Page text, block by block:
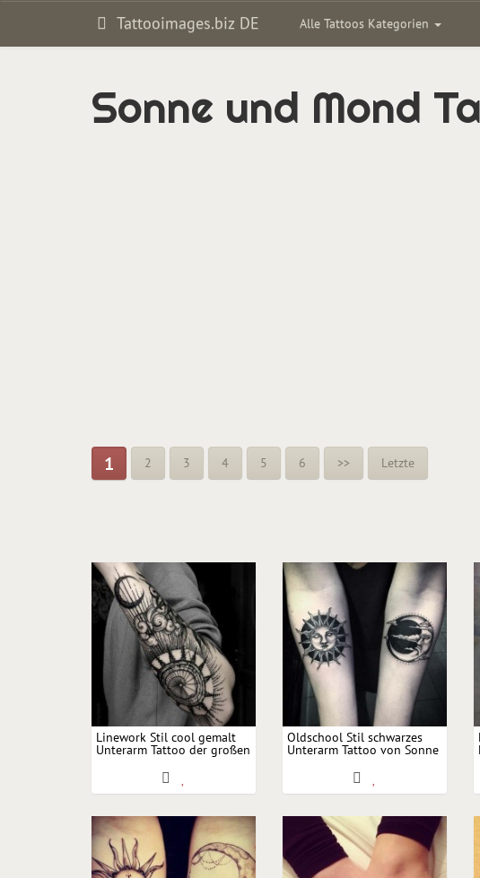
Tattooimages.biz DE Alle Tattoos Kategorien
Sonne und Mond
1 2 3 4 5 6 >> Letzte
Linework Stil cool gemalt
Unterarm Tattoo der großen
Sonne und Mond mit Wolke
Oldschool Stil schwarzes
Unterarm Tattoo von Sonne